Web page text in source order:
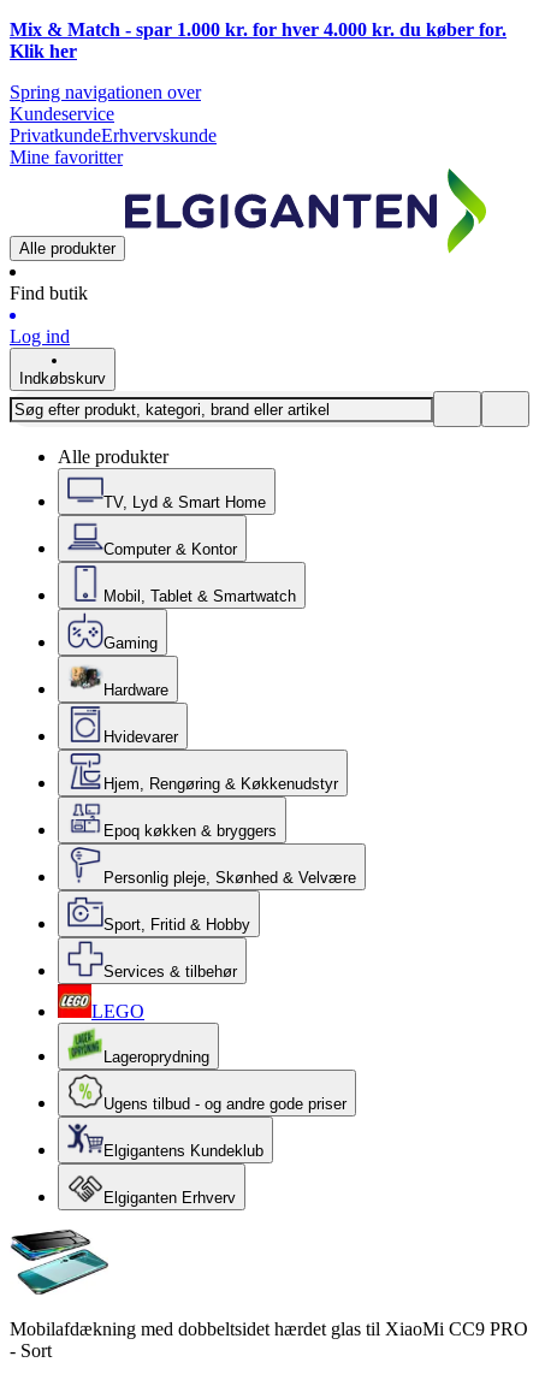
Mix & Match - spar 1.000 kr. for hver 4.000 kr. du køber for.
Klik her
Spring navigationen over
Kundeservice
PrivatkundeErhvervskunde
Mine favoritter
Alle produkter
Find butik
Log ind
Indkøbskurv
Alle produkter
TV, Lyd & Smart Home
Computer & Kontor
Mobil, Tablet & Smartwatch
Gaming
Hardware
Hvidevarer
Hjem, Rengøring & Køkkenudstyr
Epoq køkken & bryggers
Personlig pleje, Skønhed & Velvære
Sport, Fritid & Hobby
Services & tilbehør
LEGO
Lageroprydning
Ugens tilbud - og andre gode priser
Elgigantens Kundeklub
Elgiganten Erhverv
Mobilafdækning med dobbeltsidet hærdet glas til XiaoMi CC9 PRO
- Sort